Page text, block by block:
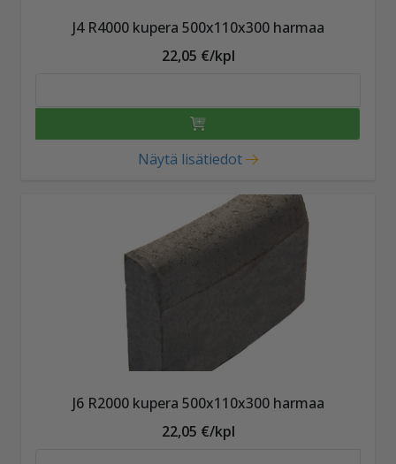
J4 R4000 kupera 500x110x300 harmaa
22,05 €/kpl
Näytä lisätiedot
J6 R2000 kupera 500x110x300 harmaa
22,05 €/kpl